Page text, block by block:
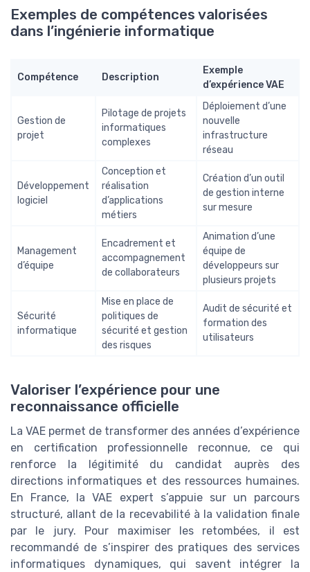
Exemples de compétences valorisées
dans l’ingénierie informatique
Compétence Description
Exemple
d’expérience VAE
Gestion de
projet
Pilotage de projets
informatiques
complexes
Déploiement d’une
nouvelle
infrastructure
réseau
Développement
logiciel
Conception et
réalisation
d’applications
métiers
Création d’un outil
de gestion interne
sur mesure
Management
d’équipe
Encadrement et
accompagnement
de collaborateurs
Animation d’une
équipe de
développeurs sur
plusieurs projets
Sécurité
informatique
Mise en place de
politiques de
sécurité et gestion
des risques
Audit de sécurité et
formation des
utilisateurs
Valoriser l’expérience pour une
reconnaissance officielle
La VAE permet de transformer des années d’expérience
en certification professionnelle reconnue, ce qui
renforce la légitimité du candidat auprès des
directions informatiques et des ressources humaines.
En France, la VAE expert s’appuie sur un parcours
structuré, allant de la recevabilité à la validation finale
par le jury. Pour maximiser les retombées, il est
recommandé de s’inspirer des pratiques des services
informatiques dynamiques, qui savent intégrer la